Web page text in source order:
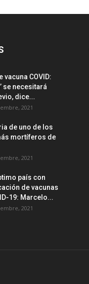
vacuna COVID:
se necesitará
dice...
2021
de uno de los
mortíferos de
2021
país con
de vacunas
19: Marcelo...
2021